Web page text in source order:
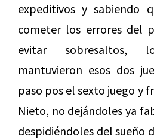
expeditivos y sabiendo
cometer los errores del
evitar sobresaltos,
mantuvieron esos dos
paso pos el sexto juego y
Nieto, no dejándoles ya
despidiéndoles del sueño